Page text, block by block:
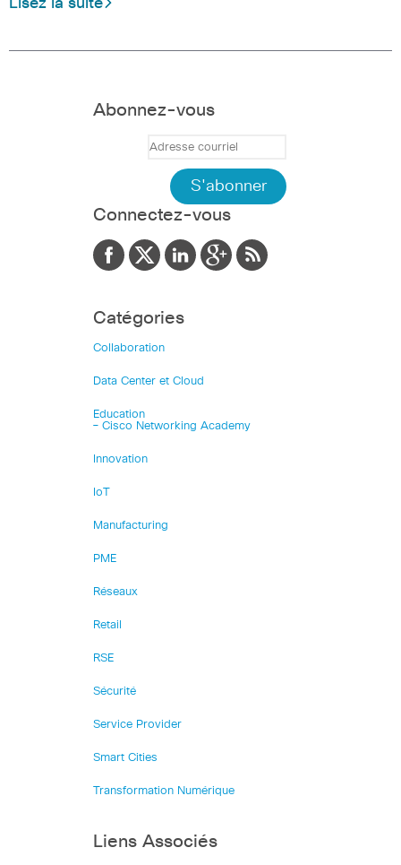
Lisez la suite
Abonnez-vous
Connectez-vous
Catégories
Collaboration
Data Center et Cloud
Education
– Cisco Networking Academy
Innovation
IoT
Manufacturing
PME
Réseaux
Retail
RSE
Sécurité
Service Provider
Smart Cities
Transformation Numérique
Liens Associés